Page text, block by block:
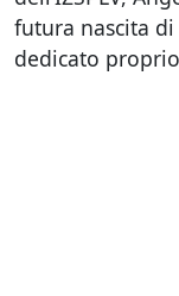
futura nascita di
dedicato